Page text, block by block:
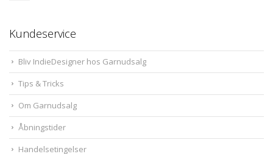
Kundeservice
Bliv IndieDesigner hos Garnudsalg
Tips & Tricks
Om Garnudsalg
Åbningstider
Handelsetingelser